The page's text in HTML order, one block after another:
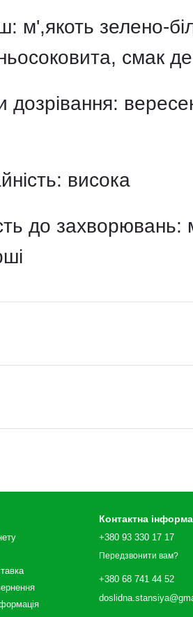
м',якоть зелено-
смак
дозрівання:
висока
до захворювань:
Контактна
+380 93 330 17 17
Передзвонити вам?
+380 68 741 44 52